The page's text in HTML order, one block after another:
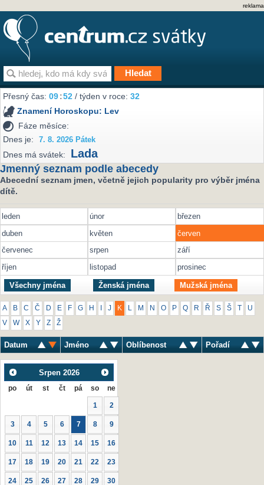
reklama
Přesný čas:09 52 / týden v roce:32
Znamení Horoskopu: Lev
Fáze měsíce:
Dnes je:
7. 8. 2026 Pátek
Dnes má svátek: Lada
Jmenný seznam podle abecedy
Abecední seznam jmen, včetně jejich popularity pro výběr jména
dítě.
leden únor
březen
duben
květen
červen
červenec
srpen
září
říjen
listopad prosinec
Všechny jména Ženská jména Mužská jména
A B C Č D E F G H J K M N O P Q R Ř S Š U
V W X Y Z Ž
Datum Jméno Oblíbenost Pořadí
Srpen 2026
po út st čt pá so ne
1 2
3 4 5 6 7 8 9
10 11 12 13 14 15 16
17 18 19 20 21 22 23
24 25 26 27 28 29 30